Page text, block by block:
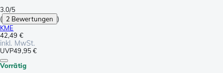
3.0/5
( 2 Bewertungen )
KME
42,49 €
inkl. MwSt.
UVP49,95 €
Vorrätig